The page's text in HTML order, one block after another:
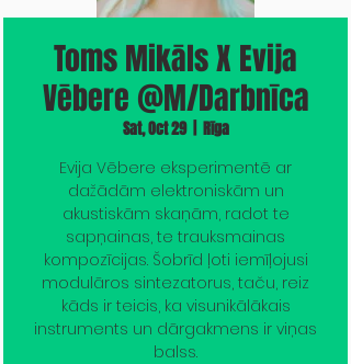
Toms Mikāls X Evija
Vēbere @M/Darbnīca
Sat, Oct 29
  |
Rīga
Evija Vēbere eksperimentē ar
dažādām elektroniskām un
akustiskām skaņām, radot te
sapņainas, te trauksmainas
kompozīcijas. Šobrīd ļoti iemīļojusi
modulāros sintezatorus, taču, reiz
kāds ir teicis, ka visunikālākais
instruments un dārgakmens ir viņas
balss.